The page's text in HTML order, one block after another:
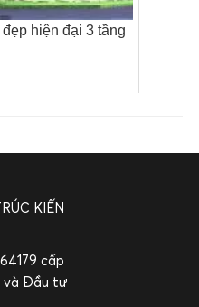
hiện đại 3 tầng
KIẾN
cấp
và Đầu tư